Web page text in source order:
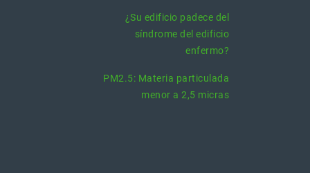
¿Su edificio padece del
síndrome del edificio
enfermo?
PM2.5: Materia particulada
menor a 2,5 micras